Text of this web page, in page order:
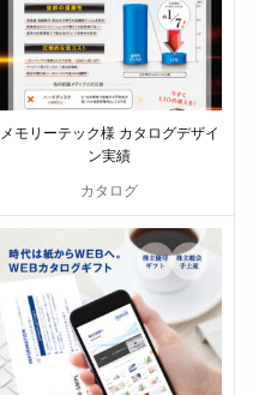
メモリーテック様 カタログデザイ
ン実績
カタログ